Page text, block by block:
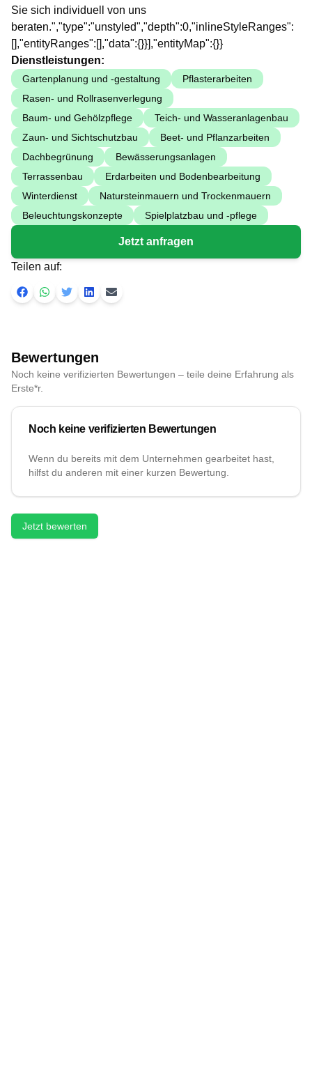
Sie sich individuell von uns
beraten.","type":"unstyled","depth":0,"inlineStyleRanges":
[],"entityRanges":[],"data":{}}],"entityMap":{}}
Dienstleistungen:
Gartenplanung und -gestaltung
Pflasterarbeiten
Rasen- und Rollrasenverlegung
Baum- und Gehölzpflege
Teich- und Wasseranlagenbau
Zaun- und Sichtschutzbau
Beet- und Pflanzarbeiten
Dachbegrünung
Bewässerungsanlagen
Terrassenbau
Erdarbeiten und Bodenbearbeitung
Winterdienst
Natursteinmauern und Trockenmauern
Beleuchtungskonzepte
Spielplatzbau und -pflege
Jetzt anfragen
Teilen auf:
Bewertungen
Noch keine verifizierten Bewertungen – teile deine Erfahrung als
Erste*r.
Noch keine verifizierten Bewertungen
Wenn du bereits mit dem Unternehmen gearbeitet hast,
hilfst du anderen mit einer kurzen Bewertung.
Jetzt bewerten